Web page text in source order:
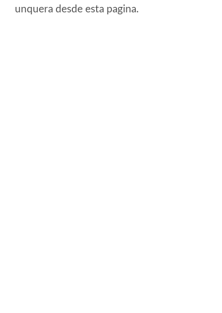
unquera desde esta pagina.